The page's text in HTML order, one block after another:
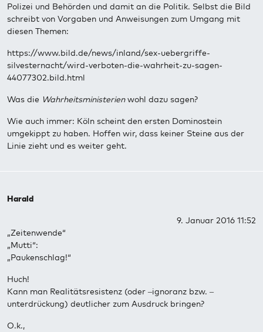
Polizei und Behörden und damit an die Politik. Selbst die Bild
schreibt von Vorgaben und Anweisungen zum Umgang mit
diesen Themen:
https://www.bild.de/news/inland/sex-uebergriffe-
silvesternacht/wird-verboten-die-wahrheit-zu-sagen-
44077302.bild.html
Was die Wahrheitsministerienwohl dazu sagen?
Wie auch immer: Köln scheint den ersten Dominostein
umgekippt zu haben. Hoffen wir, dass keiner Steine aus der
Linie zieht und es weiter geht.
Harald
9. Januar 2016 11:52
„Zeitenwende“
„Mutti“:
„Paukenschlag!“
Huch!
Kann man Realitätsresistenz (oder –ignoranz bzw. –
unterdrückung) deutlicher zum Ausdruck bringen?
O.k.,